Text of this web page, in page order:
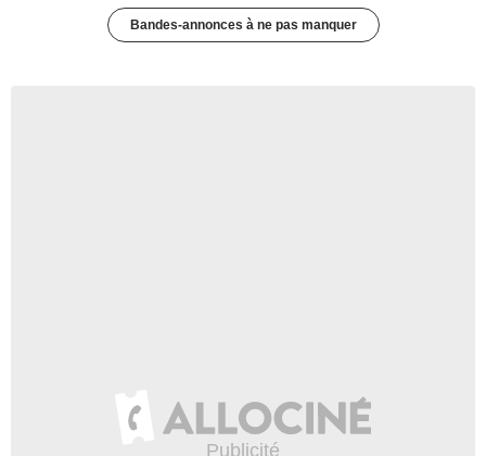
Bandes-annonces à ne pas manquer